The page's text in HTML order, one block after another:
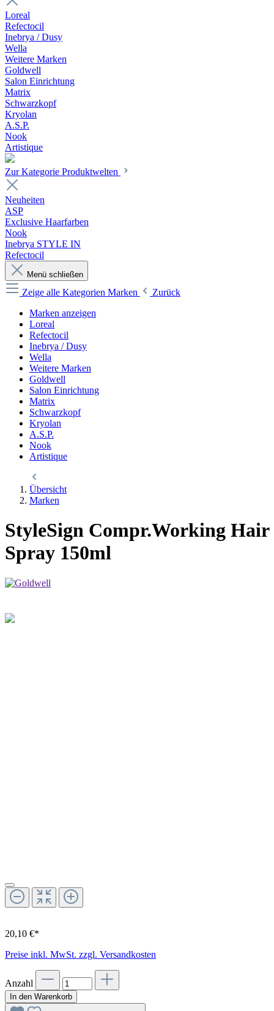
Loreal
Refectocil
Inebrya / Dusy
Wella
Weitere Marken
Goldwell
Salon Einrichtung
Matrix
Schwarzkopf
Kryolan
A.S.P.
Nook
Artistique
Zur Kategorie Produktwelten
Neuheiten
ASP
Exclusive Haarfarben
Nook
Inebrya STYLE IN
Refectocil
Menü schließen
Zeige alle Kategorien Marken
Zurück
Marken anzeigen
Loreal
Refectocil
Inebrya / Dusy
Wella
Weitere Marken
Goldwell
Salon Einrichtung
Matrix
Schwarzkopf
Kryolan
A.S.P.
Nook
Artistique
Übersicht
Marken
StyleSign Compr.Working Hair
Spray 150ml
20,10 €*
Preise inkl. MwSt. zzgl. Versandkosten
Anzahl
In den Warenkorb